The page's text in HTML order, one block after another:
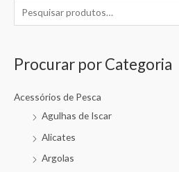
Procurar por Categoria
Acessórios de Pesca
Agulhas de Iscar
Alicates
Argolas